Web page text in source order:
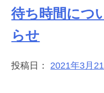
待ち時間につ
らせ
投稿日： 2021年3月